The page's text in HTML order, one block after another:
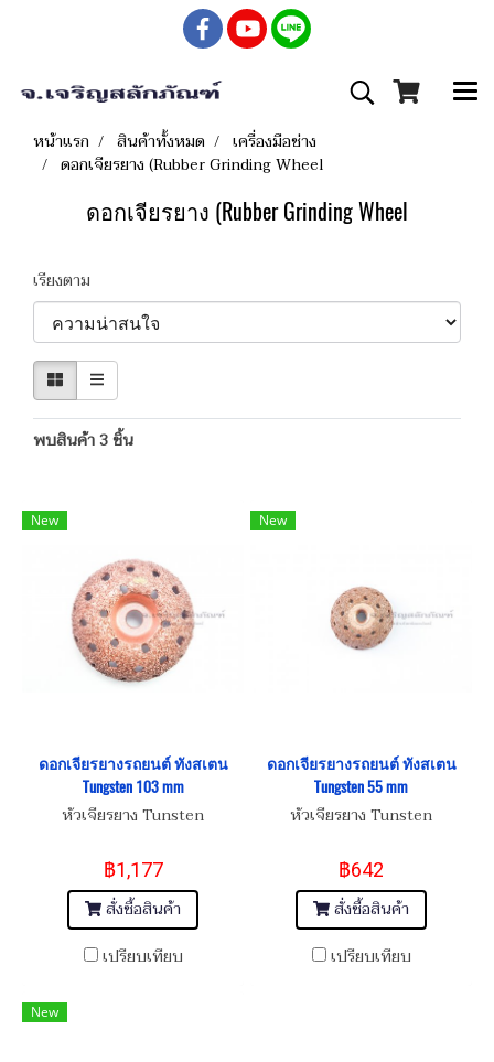
หน้าแรก สินค้าทั้งหมด
เครื่องมือช่าง
ดอกเจียรยาง (Rubber Grinding Wheel
ดอกเจียรยาง (Rubber Grinding Wheel
เรียงตาม
พบสินค้า 3 ชิ้น
New
ดอกเจียรยางรถยนต์ ทังสเตน
Tungsten 103 mm
หัวเจียรยาง Tunsten
฿1,177
สั่งซื้อสินค้า
เปรียบเทียบ
New
ดอกเจียรยางรถยนต์ ทังสเตน
Tungsten 55 mm
หัวเจียรยาง Tunsten
฿642
สั่งซื้อสินค้า
เปรียบเทียบ
New